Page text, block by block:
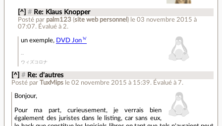
[^] # Re: Klaus Knopper
Posté par palm123 (site web personnel ) le 03 novembre 2015 à
07:07. Évalué à 2.
un exemple, DVD Jon
ウィズコロナ
[^] # Re: d'autres
Posté parTuxMips le 02 novembre 2015 à 15:39. Évalué à7.
Bonjour,
Pour ma part, curieusement, je verrais bien
également des juristes dans le listing, car sans eux,